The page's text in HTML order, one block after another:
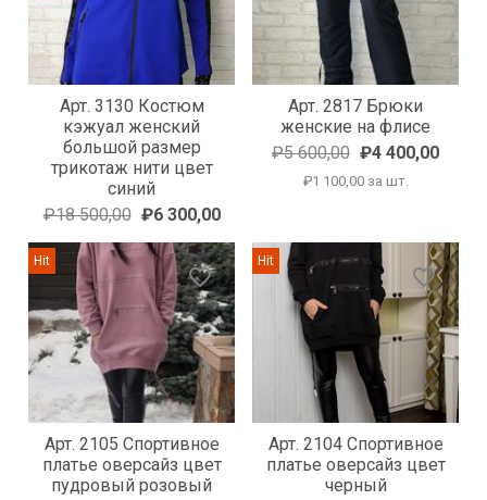
Арт. 3130 Костюм
кэжуал женский
большой размер
трикотаж нити цвет
синий
₽18 500,00 ₽6 300,00
Арт. 2817 Брюки
женские на флисе
₽5 600,00 ₽4 400,00
₽1 100,00 за шт.
favorite_border
Hit
Арт. 2105 Спортивное
платье оверсайз цвет
пудровый розовый
favorite_border
Hit
Арт. 2104 Спортивное
платье оверсайз цвет
черный